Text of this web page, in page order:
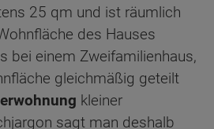
25 qm und ist räumlich
des Hauses
bei einem Zweifamilienhaus,
gleichmäßig geteilt
kleiner
sagt man deshalb